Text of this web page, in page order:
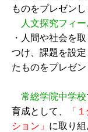
ものをプレゼンし
人文探究フィー
・人間や社会を
つけ、課題を設
たものをプレゼン
常総学院中学校
育成として、
「
ション」 に取り組